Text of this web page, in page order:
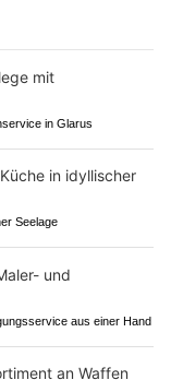
in Glarus
Seelage
aus einer Hand